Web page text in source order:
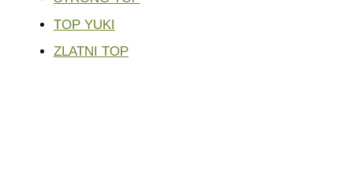
TOP YUKI
ZLATNI TOP